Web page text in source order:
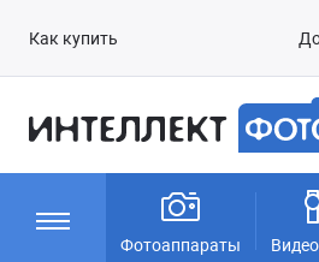
Как купить
Фотоаппараты